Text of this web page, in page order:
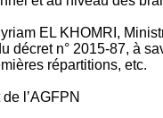
EL KHOMRI,
n° 2015-87, à
répartitions, etc.
l’AGFPN